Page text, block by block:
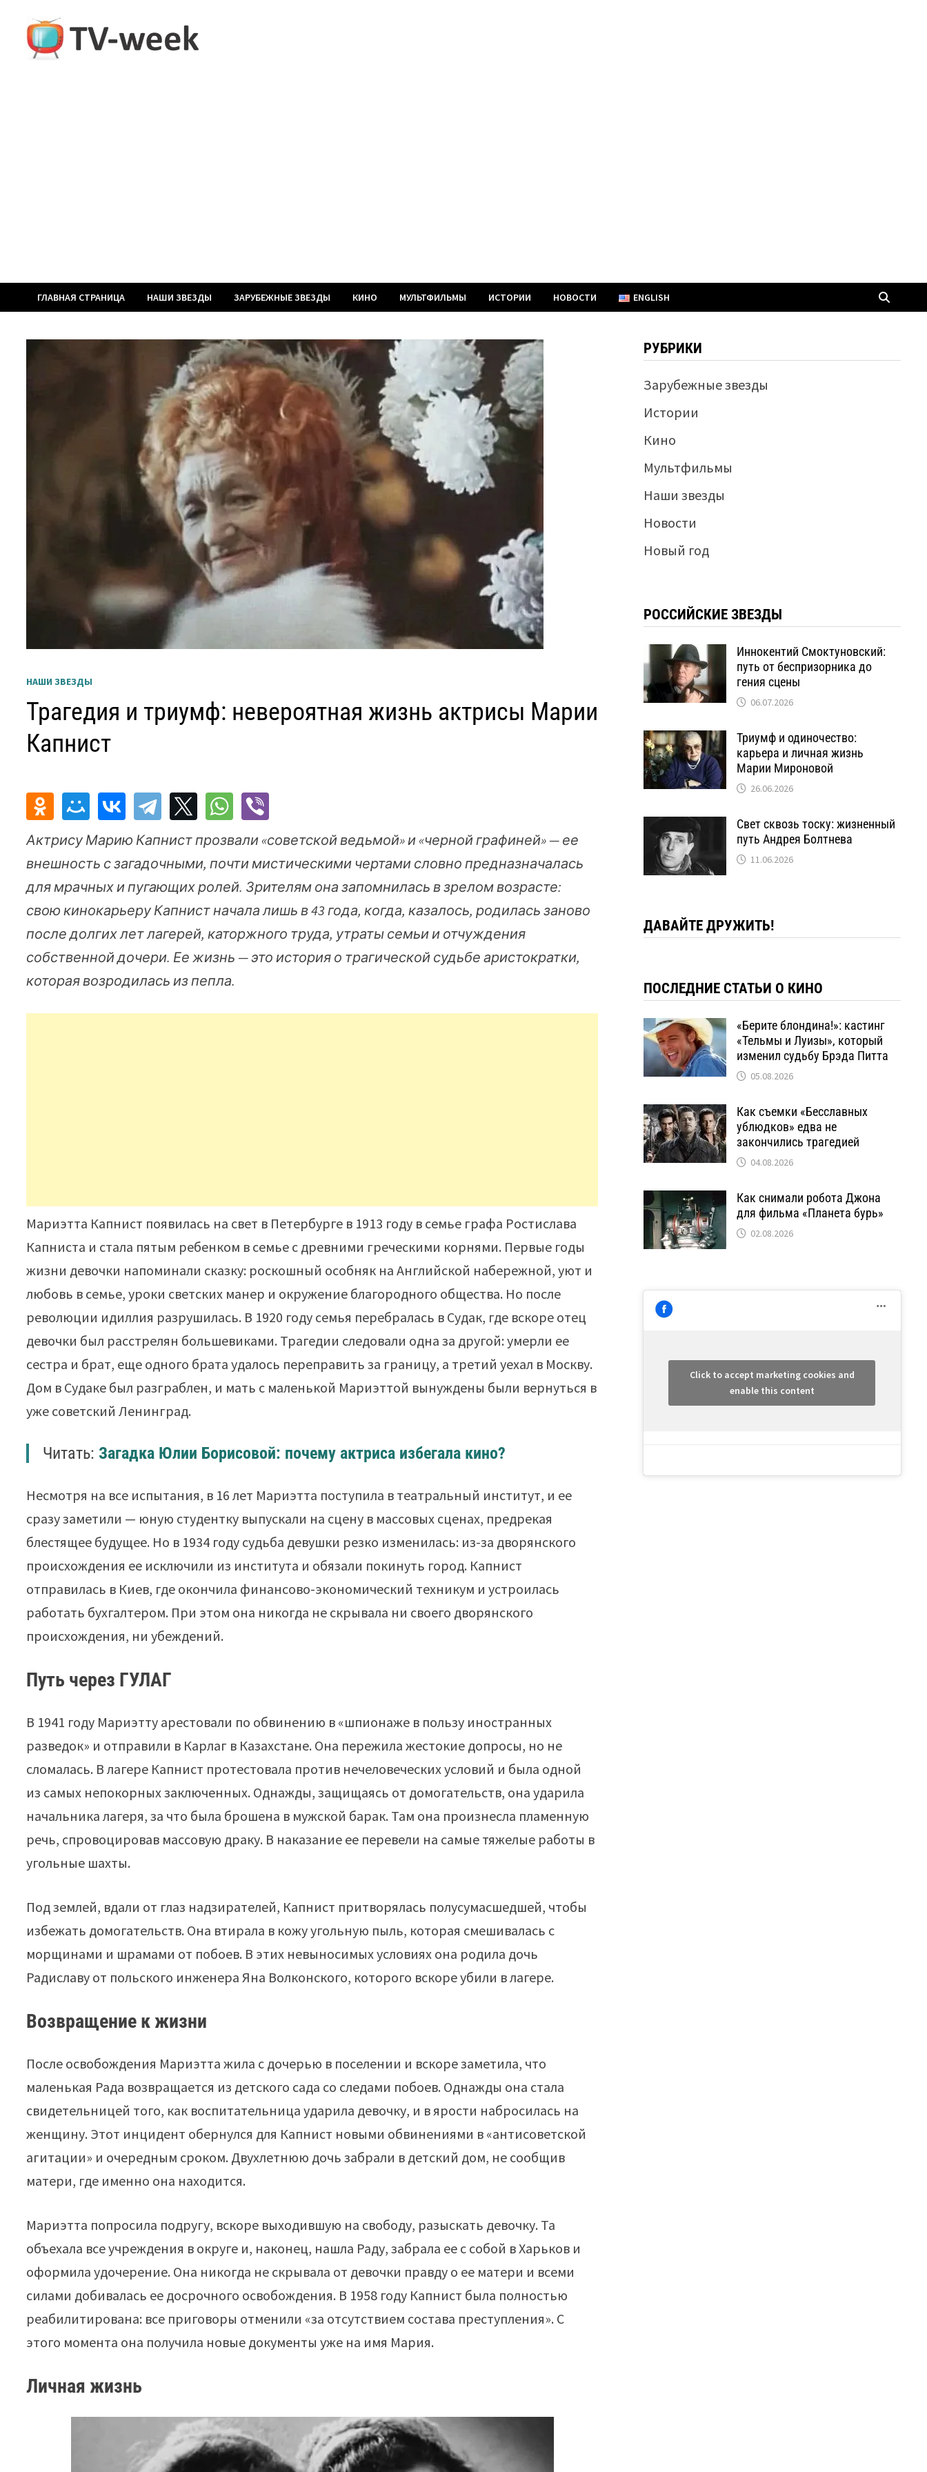
содержимому
ГЛАВНАЯ СТРАНИЦА НАШИ ЗВЕЗДЫ ЗАРУБЕЖНЫЕ ЗВЕЗДЫ КИНО МУЛЬТФИЛЬМЫ ИСТОРИИ НОВОСТИ ENGLISH
НАШИ ЗВЕЗДЫ
Трагедия и триумф: невероятная жизнь актрисы Марии
Капнист
Актрису Марию Капнист прозвали «советской ведьмой» и «черной графиней» — ее
внешность с загадочными, почти мистическими чертами словно предназначалась
для мрачных и пугающих ролей. Зрителям она запомнилась в зрелом возрасте:
свою кинокарьеру Капнист начала лишь в 43 года, когда, казалось, родилась заново
после долгих лет лагерей, каторжного труда, утраты семьи и отчуждения
собственной дочери. Ее жизнь — это история о трагической судьбе аристократки,
которая возродилась из пепла.
Мариэтта Капнист появилась на свет в Петербурге в 1913 году в семье графа Ростислава
Капниста и стала пятым ребенком в семье с древними греческими корнями. Первые годы
жизни девочки напоминали сказку: роскошный особняк на Английской набережной, уют и
любовь в семье, уроки светских манер и окружение благородного общества. Но после
революции идиллия разрушилась. В 1920 году семья перебралась в Судак, где вскоре отец
девочки был расстрелян большевиками. Трагедии следовали одна за другой: умерли ее
сестра и брат, еще одного брата удалось переправить за границу, а третий уехал в Москву.
Дом в Судаке был разграблен, и мать с маленькой Мариэттой вынуждены были вернуться в
уже советский Ленинград.
Читать:Загадка Юлии Борисовой: почему актриса избегала кино?
Несмотря на все испытания, в 16 лет Мариэтта поступила в театральный институт, и ее
сразу заметили — юную студентку выпускали на сцену в массовых сценах, предрекая
блестящее будущее. Но в 1934 году судьба девушки резко изменилась: из-за дворянского
происхождения ее исключили из института и обязали покинуть город. Капнист
отправилась в Киев, где окончила финансово-экономический техникум и устроилась
работать бухгалтером. При этом она никогда не скрывала ни своего дворянского
происхождения, ни убеждений.
Путь через ГУЛАГ
В 1941 году Мариэтту арестовали по обвинению в «шпионаже в пользу иностранных
разведок» и отправили в Карлаг в Казахстане. Она пережила жестокие допросы, но не
сломалась. В лагере Капнист протестовала против нечеловеческих условий и была одной
из самых непокорных заключенных. Однажды, защищаясь от домогательств, она ударила
начальника лагеря, за что была брошена в мужской барак. Там она произнесла пламенную
речь, спровоцировав массовую драку. В наказание ее перевели на самые тяжелые работы в
угольные шахты.
Под землей, вдали от глаз надзирателей, Капнист притворялась полусумасшедшей, чтобы
избежать домогательств. Она втирала в кожу угольную пыль, которая смешивалась с
морщинами и шрамами от побоев. В этих невыносимых условиях она родила дочь
Радиславу от польского инженера Яна Волконского, которого вскоре убили в лагере.
Возвращение к жизни
После освобождения Мариэтта жила с дочерью в поселении и вскоре заметила, что
маленькая Рада возвращается из детского сада со следами побоев. Однажды она стала
свидетельницей того, как воспитательница ударила девочку, и в ярости набросилась на
женщину. Этот инцидент обернулся для Капнист новыми обвинениями в «антисоветской
агитации» и очередным сроком. Двухлетнюю дочь забрали в детский дом, не сообщив
матери, где именно она находится.
Мариэтта попросила подругу, вскоре выходившую на свободу, разыскать девочку. Та
объехала все учреждения в округе и, наконец, нашла Раду, забрала ее с собой в Харьков и
оформила удочерение. Она никогда не скрывала от девочки правду о ее матери и всеми
силами добивалась ее досрочного освобождения. В 1958 году Капнист была полностью
реабилитирована: все приговоры отменили «за отсутствием состава преступления». С
этого момента она получила новые документы уже на имя Мария.
Личная жизнь
РУБРИКИ
Зарубежные звезды
Истории
Кино
Мультфильмы
Наши звезды
Новости
Новый год
РОССИЙСКИЕ ЗВЕЗДЫ
Иннокентий Смоктуновский:
путь от беспризорника до
гения сцены
06.07.2026
Триумф и одиночество:
карьера и личная жизнь
Марии Мироновой
26.06.2026
Свет сквозь тоску: жизненный
путь Андрея Болтнева
11.06.2026
ДАВАЙТЕ ДРУЖИТЬ!
ПОСЛЕДНИЕ СТАТЬИ О КИНО
«Берите блондина!»: кастинг
«Тельмы и Луизы», который
изменил судьбу Брэда Питта
05.08.2026
Как съемки «Бесславных
ублюдков» едва не
закончились трагедией
04.08.2026
Как снимали робота Джона
для фильма «Планета бурь»
02.08.2026
Click to accept marketing cookies and
enable this content